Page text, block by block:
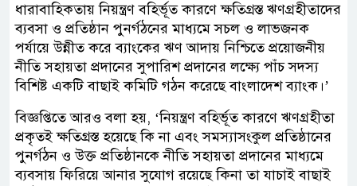
ধারাবাহিকতায় নিয়ন্ত্রণ বহির্ভূত কারণে ক্ষতিগ্রস্ত ঋণগ্রহীতাদের
ব্যবসা ও প্রতিষ্ঠান পুনর্গঠনের মাধ্যমে সচল ও লাভজনক
পর্যায়ে উন্নীত করে ব্যাংকের ঋণ আদায় নিশ্চিতে প্রয়োজনীয়
নীতি সহায়তা প্রদানের সুপারিশ প্রদানের লক্ষ্যে পাঁচ সদস্য
বিশিষ্ট একটি বাছাই কমিটি গঠন করেছে বাংলাদেশ ব্যাংক।’
বিজ্ঞপ্তিতে আরও বলা হয়, ‘নিয়ন্ত্রণ বহির্ভূত কারণে ঋণগ্রহীতা
প্রকৃতই ক্ষতিগ্রস্ত হয়েছে কি না এবং সমস্যাসংকুল প্রতিষ্ঠানের
পুনর্গঠন ও উক্ত প্রতিষ্ঠানকে নীতি সহায়তা প্রদানের মাধ্যমে
ব্যবসায় ফিরিয়ে আনার সুযোগ রয়েছে কিনা তা যাচাই বাছাই